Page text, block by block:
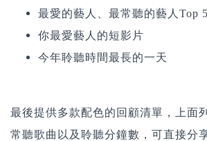
最愛的藝人、最常聽的藝人Top 5
你最愛藝人的短影片
今年聆聽時間最長的一天
最後提供多款配色的回顧清單，上面
常聽歌曲以及聆聽分鐘數，可直接分